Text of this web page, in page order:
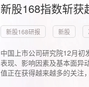
新股168指数斩
新股168研报 新股
中国上市公司研究院12月初
表现、影响因素及基本面异
值正在获得越来越多的关注